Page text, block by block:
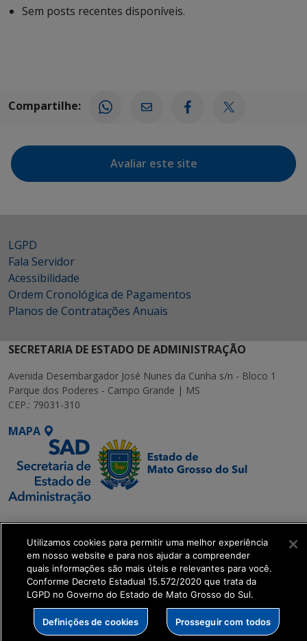
Sem posts recentes disponíveis.
Compartilhe:
Avaliar este site
LGPD
Fala Servidor
Acessibilidade
Ordem Cronológica de Pagamentos
Planos de Contratações Anuais
SECRETARIA DE ESTADO DE ADMINISTRAÇÃO
Avenida Desembargador José Nunes da Cunha s/n - Bloco 1
Parque dos Poderes - Campo Grande | MS
CEP.: 79031-310
MAPA
SETDIG | Secretaria-
Executiva de
Transformação Digital
get_footer();
Utilizamos cookies para permitir uma melhor experiência
em nosso website e para nos ajudar a compreender
quais informações são mais úteis e relevantes para você.
Conforme Decreto Estadual 15.572/2020 que trata da
LGPD no Governo do Estado de Mato Grosso do Sul.
Definições de cookies Prosseguir com todos